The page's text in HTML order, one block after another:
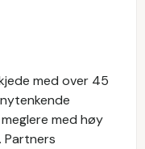
med over 45
med høy
Partners